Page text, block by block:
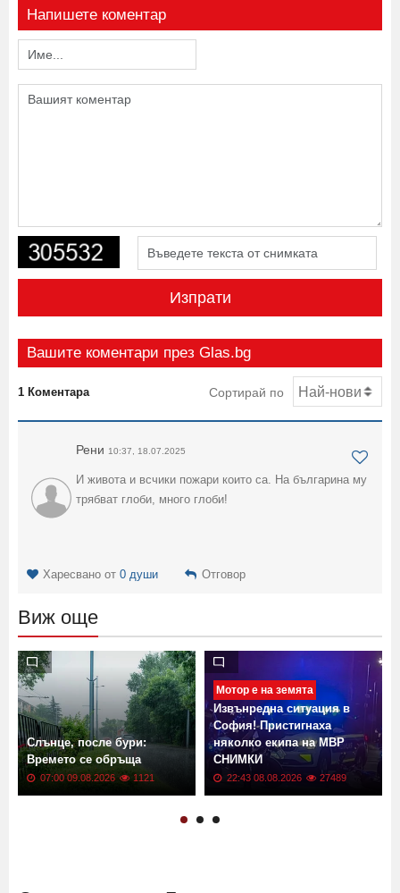
Напишете коментар
Изпрати
Вашите коментари през Glas.bg
1 Коментара Сортирай по
Рени 10:37, 18.07.2025
И живота и всчики пожари които са. На българина му
трябват глоби, много глоби!
Харесвано от 0 души Отговор
Виж още
Слънце, после бури:
Времето се обръща
07:00 09.08.2026 1121
Мотор е на земята
Извънредна ситуация в
София! Пристигнаха
няколко екипа на МВР
СНИМКИ
22:43 08.08.2026 27489